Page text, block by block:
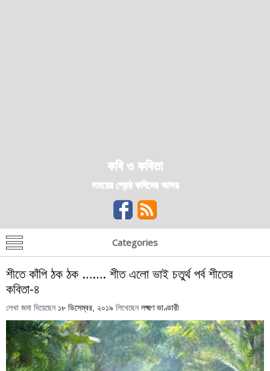
কবি ও কবিতা
সময়ের শ্রেষ্ঠ কবিদের আসর
Categories
শীতে কাঁপি ঠক ঠক ……. শীত এলো ভাই চতুৰ্থ পর্ব শীতের
কবিতা-৪
লেখা জমা দিয়েছেন ১৮ ডিসেম্বর, ২০১৯ লিখেছেন লক্ষ্মণ ভাণ্ডারী